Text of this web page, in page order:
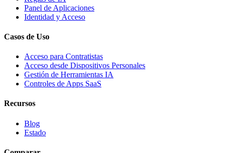
Panel de Aplicaciones
Identidad y Acceso
Casos de Uso
Acceso para Contratistas
Acceso desde Dispositivos Personales
Gestión de Herramientas IA
Controles de Apps SaaS
Recursos
Blog
Estado